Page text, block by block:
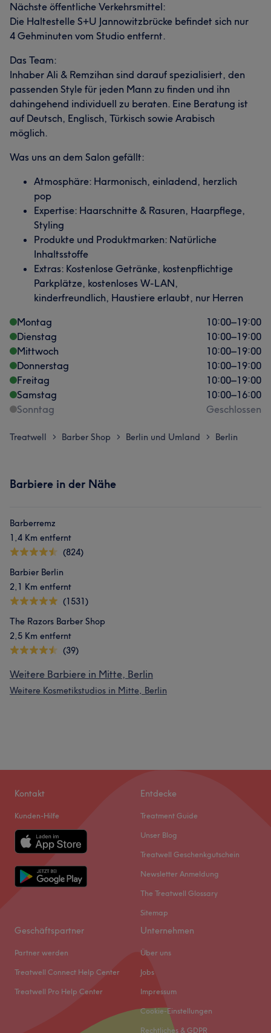
Nächste öffentliche Verkehrsmittel:
Die Haltestelle S+U Jannowitzbrücke befindet sich nur
4 Gehminuten vom Studio entfernt.
Das Team:
Inhaber Ali & Remzihan sind darauf spezialisiert, den
passenden Style für jeden Mann zu finden und ihn
dahingehend individuell zu beraten. Eine Beratung ist
auf Deutsch, Englisch, Türkisch sowie Arabisch
möglich.
Was uns an dem Salon gefällt:
Atmosphäre: Harmonisch, einladend, herzlich
pop
Expertise: Haarschnitte & Rasuren, Haarpflege,
Styling
Produkte und Produktmarken: Natürliche
Inhaltsstoffe
Extras: Kostenlose Getränke, kostenpflichtige
Parkplätze, kostenloses W-LAN,
kinderfreundlich, Haustiere erlaubt, nur Herren
Montag
10:00–19:00
Dienstag
10:00–19:00
Mittwoch
10:00–19:00
Donnerstag
10:00–19:00
Freitag
10:00–19:00
Samstag
10:00–16:00
Sonntag
Geschlossen
Treatwell > Barber Shop > Berlin und Umland > Berlin
Barbiere in der Nähe
Barberremz
1,4 Km entfernt
(824)
Barbier Berlin
2,1 Km entfernt
(1531)
The Razors Barber Shop
2,5 Km entfernt
(39)
Weitere Barbiere in Mitte, Berlin
Weitere Kosmetikstudios in Mitte, Berlin
Kontakt
Kunden-Hilfe
Entdecke
Treatment Guide
Unser Blog
Treatwell Geschenkgutschein
Newsletter Anmeldung
The Treatwell Glossary
Sitemap
Geschäftspartner
Partner werden
Treatwell Connect Help Center
Treatwell Pro Help Center
Unternehmen
Über uns
Jobs
Impressum
Cookie-Einstellungen
Rechtliches & GDPR